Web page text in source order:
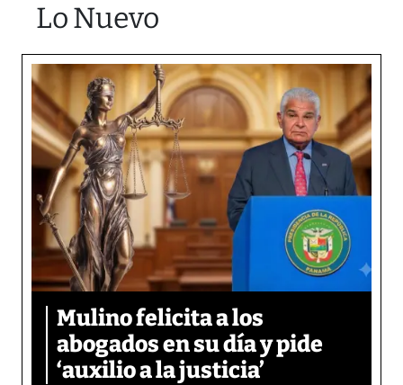
Lo Nuevo
Mulino felicita a los
abogados en su día y pide
‘auxilio a la justicia’